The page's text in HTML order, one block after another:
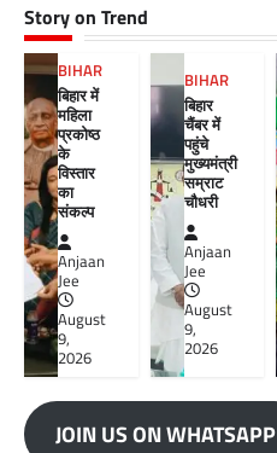
Story on Trend
BIHAR
बिहार में
महिला
प्रकोष्ठ
के
विस्तार
का
संकल्प
Anjaan
Jee
August
9,
2026
BIHAR
बिहार
चैंबर में
पहुंचे
मुख्यमंत्री
सम्राट
चौधरी
Anjaan
Jee
August
9,
2026
JOIN US ON WHATSAPP